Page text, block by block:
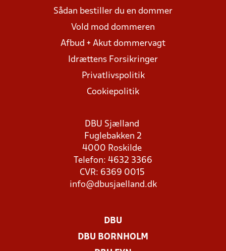
Sådan bestiller du en dommer
Vold mod dommeren
Afbud + Akut dommervagt
Idrættens Forsikringer
Privatlivspolitik
Cookiepolitik
DBU Sjælland
Fuglebakken 2
4000 Roskilde
Telefon: 4632 3366
CVR: 6369 0015
info@dbusjaelland.dk
DBU
DBU BORNHOLM